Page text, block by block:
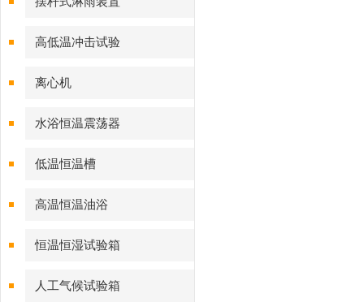
高低温冲击试验
离心机
水浴恒温震荡器
低温恒温槽
高温恒温油浴
恒温恒湿试验箱
人工气候试验箱